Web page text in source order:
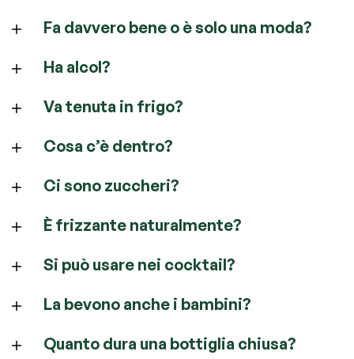
Fa davvero bene o è solo una moda?
Ha alcol?
Va tenuta in frigo?
Cosa c’è dentro?
Ci sono zuccheri?
È frizzante naturalmente?
Si può usare nei cocktail?
La bevono anche i bambini?
Quanto dura una bottiglia chiusa?